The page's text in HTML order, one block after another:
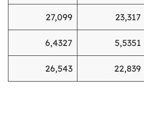
23,317
27,099
5,5351
6,4327
22,839
26,543